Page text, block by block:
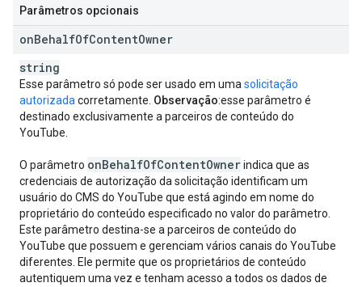
Parâmetros opcionais
onBehalfOfContentOwner
string
Esse parâmetro só pode ser usado em uma solicitação
autorizada corretamente. Observação:esse parâmetro é
destinado exclusivamente a parceiros de conteúdo do
YouTube.
O parâmetro onBehalfOfContentOwnerindica que as
credenciais de autorização da solicitação identificam um
usuário do CMS do YouTube que está agindo em nome do
proprietário do conteúdo especificado no valor do parâmetro.
Este parâmetro destina-se a parceiros de conteúdo do
YouTube que possuem e gerenciam vários canais do YouTube
diferentes. Ele permite que os proprietários de conteúdo
autentiquem uma vez e tenham acesso a todos os dados de